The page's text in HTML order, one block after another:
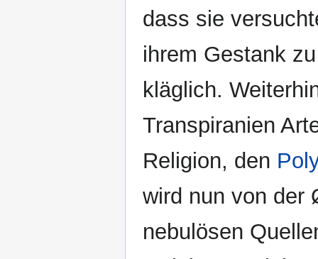
dass sie
ihrem Gestank
kläglich.
Transpiranien
Religion, den
wird nun von der
nebulösen